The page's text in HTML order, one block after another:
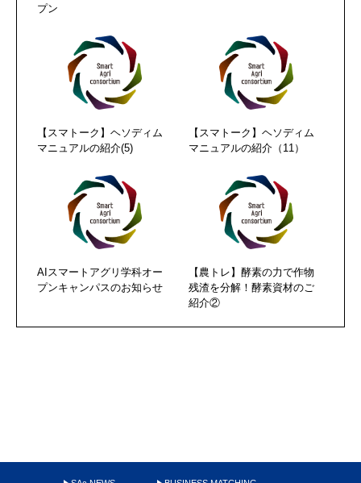
プン
【スマトーク】ヘソディム
マニュアルの紹介(5)
【スマトーク】ヘソディム
マニュアルの紹介（11）
AIスマートアグリ学科オー
プンキャンパスのお知らせ
【農トレ】酵素の力で作物
残渣を分解！酵素資材のご
紹介②